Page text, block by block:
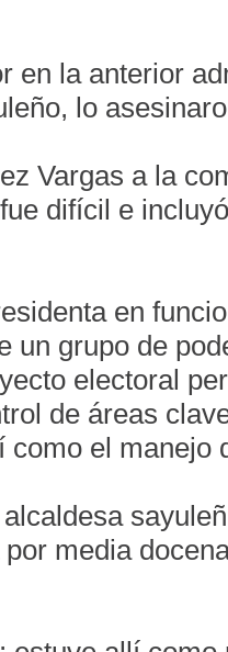
en la anterior
lo
Vargas a la
difícil e
en
un grupo de
electoral
de áreas
como el manejo
media